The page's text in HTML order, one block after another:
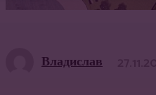
Владислав